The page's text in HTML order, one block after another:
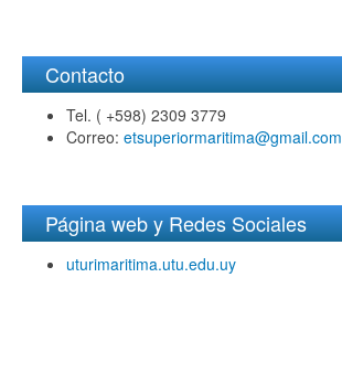
Contacto
Tel. ( +598) 2309 3779
Correo: etsuperiormaritima@gmail.com
Página web y Redes Sociales
uturimaritima.utu.edu.uy